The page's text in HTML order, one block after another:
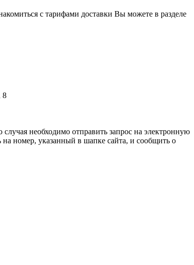
с тарифами доставки Вы можете в разделе
8
необходимо отправить запрос на электронную
на номер, указанный в шапке сайта, и сообщить о